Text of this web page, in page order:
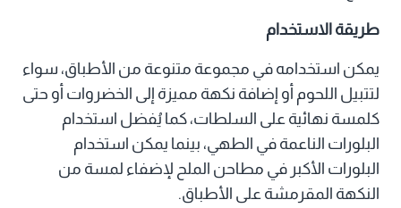
طريقة الاستخدام
يمكن استخدامه في مجموعة متنوعة من الأطباق، سواء
لتتبيل اللحوم أو إضافة نكهة مميزة إلى الخضروات أو حتى
كلمسة نهائية على السلطات، كما يُفضل استخدام
البلورات الناعمة في الطهي، بينما يمكن استخدام
البلورات الأكبر في مطاحن الملح لإضفاء لمسة من
النكهة المقرمشة على الأطباق.